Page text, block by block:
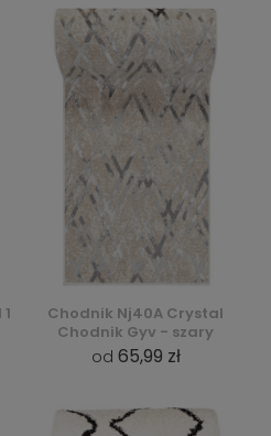
Chodnik Nj40A Crystal
Chodnik Gyv - szary
od 65,99 zł